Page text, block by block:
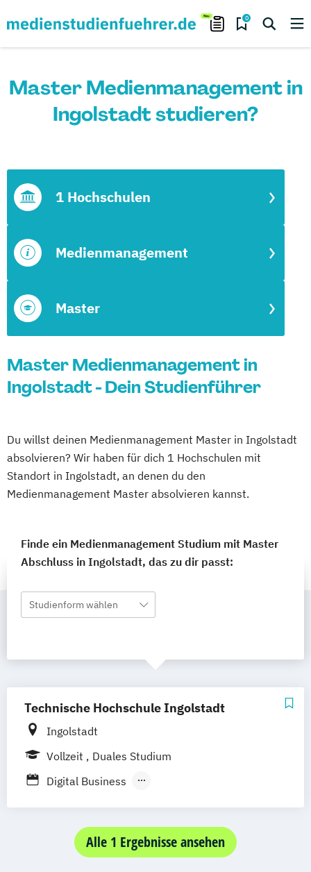
0
Master Medienmanagement in
Ingolstadt studieren?
Master
Medienmanagement
1 Hochschulen
Master Medienmanagement in
Ingolstadt - Dein Studienführer
Du willst deinen Medienmanagement Master in Ingolstadt
absolvieren? Wir haben für dich 1 Hochschulen mit
Standort in Ingolstadt, an denen du den
Medienmanagement Master absolvieren kannst.
Finde ein Medienmanagement Studium mit Master
Abschluss in Ingolstadt, das zu dir passt:
Studienform wählen
Technische Hochschule Ingolstadt
Ingolstadt
Vollzeit
Duales Studium
Digital Business
Alle 1 Ergebnisse ansehen